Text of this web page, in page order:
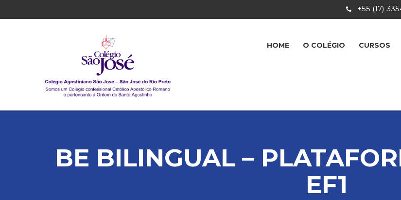
+55 (17)
HOME O COLÉGIO CURSOS
BE BILINGUAL –
EF1